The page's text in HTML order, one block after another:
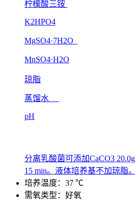
柠檬酸三铵
K2HPO4
MgSO4·7H2O
MnSO4·H2O
琼脂
蒸馏水
pH
分离乳酸菌可添加CaCO3
15 min。液体培养基不加琼脂
培养温度：37 ℃
需氧类型：好氧